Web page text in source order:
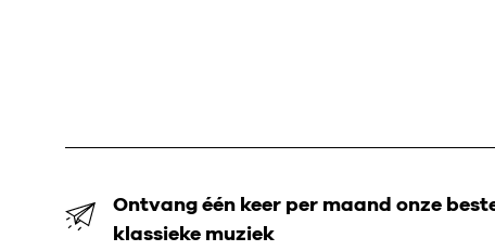
Ontvang één keer per maand onze
klassieke muziek